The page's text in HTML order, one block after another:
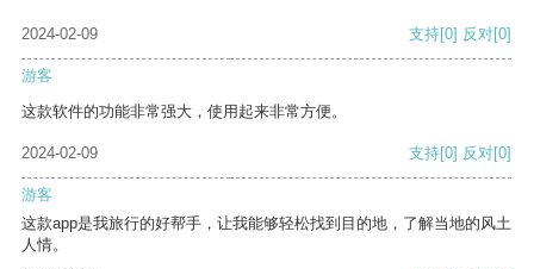
2024-02-09 支持[0] 反对[0]
游客
这款软件的功能非常强大，使用起来非常方便。
2024-02-09 支持[0] 反对[0]
游客
这款app是我旅行的好帮手，让我能够轻松找到目的地，了解当地的风土
人情。